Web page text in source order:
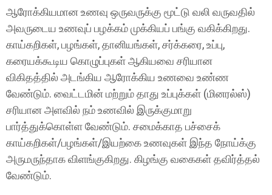
ஆரோக்கியமான உணவு ஒருவருக்கு மூட்டு வலி வருவதில்
அவருடைய உணவுப் பழக்கம் முக்கியப் பங்கு வகிக்கிறது.
காய்கறிகள், பழங்கள், தானியங்கள், சர்க்கரை, உப்பு,
கரையக்கூடிய கொழுப்புகள் ஆகியவை சரியான
விகிதத்தில் அடங்கிய ஆரோக்கிய உணவை உண்ண
வேண்டும். வைட்டமின் மற்றும் தாது உப்புக்கள் (மினரல்ஸ்)
சரியான அளவில் நம் உணவில் இருக்குமாறு
பார்த்துக்கொள்ள வேண்டும். சமைக்காத பச்சைக்
காய்கறிகள்/பழங்கள்/இயற்கை உணவுகள் இந்த நோய்க்கு
அருமருந்தாக விளங்குகிறது. கிழங்கு வகைகள் தவிர்த்தல்
வேண்டும்.